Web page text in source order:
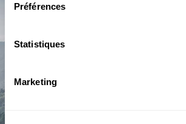
Préférences
Statistiques
Marketing